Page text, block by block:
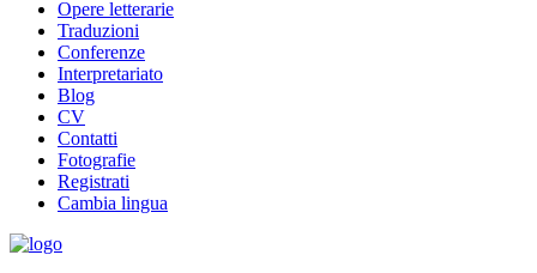
Opere letterarie
Traduzioni
Conferenze
Interpretariato
Blog
CV
Contatti
Fotografie
Registrati
Cambia lingua